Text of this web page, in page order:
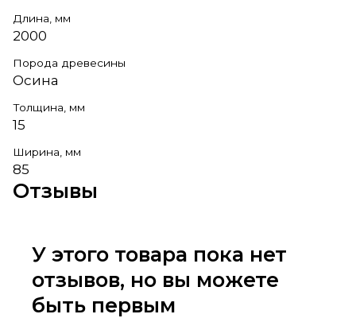
Длина, мм
2000
Порода древесины
Осина
Толщина, мм
15
Ширина, мм
85
Отзывы
У этого товара пока нет
отзывов, но вы можете
быть первым